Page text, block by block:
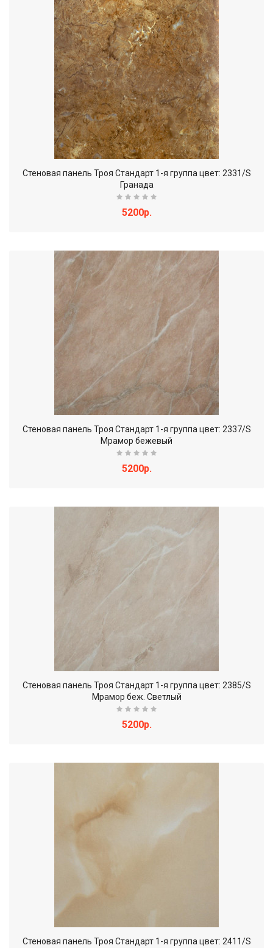
Стеновая панель Троя Стандарт 1-я группа цвет: 2331/S
Гранада
5200р.
Стеновая панель Троя Стандарт 1-я группа цвет: 2337/S
Мрамор бежевый
5200р.
Стеновая панель Троя Стандарт 1-я группа цвет: 2385/S
Мрамор беж. Светлый
5200р.
Стеновая панель Троя Стандарт 1-я группа цвет: 2411/S